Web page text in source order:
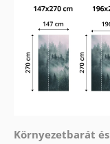
Környezetbarát